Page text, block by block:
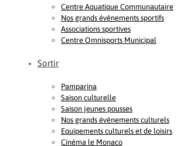
Centre Aquatique Communautaire
Nos grands évènements sportifs
Associations sportives
Centre Omnisports Municipal
Sortir
Pamparina
Saison culturelle
Saison jeunes pousses
Nos grands événements culturels
Equipements culturels et de loisirs
Cinéma le Monaco